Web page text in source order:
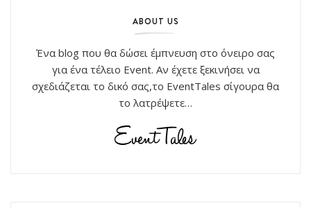
ABOUT US
Ένα blog που θα δώσει έμπνευση στο όνειρο σας
για ένα τέλειο Event. Αν έχετε ξεκινήσει να
σχεδιάζεται το δικό σας,το EventTales σίγουρα θα
το λατρέψετε…